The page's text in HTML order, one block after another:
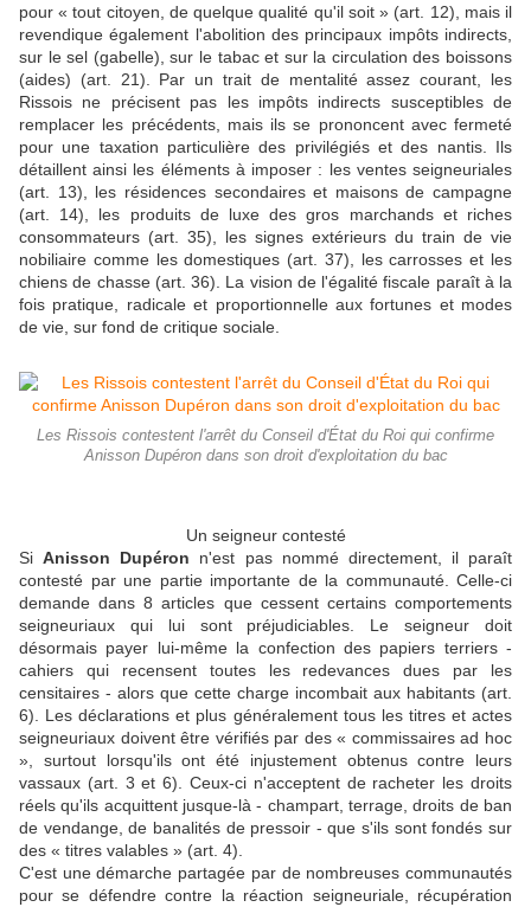
pour « tout citoyen, de quelque qualité qu'il soit » (art. 12), mais il
revendique également l'abolition des principaux impôts indirects,
sur le sel (gabelle), sur le tabac et sur la circulation des boissons
(aides) (art. 21). Par un trait de mentalité assez courant, les
Rissois ne précisent pas les impôts indirects susceptibles de
remplacer les précédents, mais ils se prononcent avec fermeté
pour une taxation particulière des privilégiés et des nantis. Ils
détaillent ainsi les éléments à imposer : les ventes seigneuriales
(art. 13), les résidences secondaires et maisons de campagne
(art. 14), les produits de luxe des gros marchands et riches
consommateurs (art. 35), les signes extérieurs du train de vie
nobiliaire comme les domestiques (art. 37), les carrosses et les
chiens de chasse (art. 36). La vision de l'égalité fiscale paraît à la
fois pratique, radicale et proportionnelle aux fortunes et modes
de vie, sur fond de critique sociale.
Les Rissois contestent l'arrêt du Conseil d'État du Roi qui confirme
Anisson Dupéron dans son droit d'exploitation du bac
Un seigneur contesté
SiAnisson Dupéron n'est pas nommé directement, il paraît
contesté par une partie importante de la communauté. Celle-ci
demande dans 8 articles que cessent certains comportements
seigneuriaux qui lui sont préjudiciables. Le seigneur doit
désormais payer lui-même la confection des papiers terriers -
cahiers qui recensent toutes les redevances dues par les
censitaires - alors que cette charge incombait aux habitants (art.
6). Les déclarations et plus généralement tous les titres et actes
seigneuriaux doivent être vérifiés par des « commissaires ad hoc
», surtout lorsqu'ils ont été injustement obtenus contre leurs
vassaux (art. 3 et 6). Ceux-ci n'acceptent de racheter les droits
réels qu'ils acquittent jusque-là - champart, terrage, droits de ban
de vendange, de banalités de pressoir - que s'ils sont fondés sur
des « titres valables » (art. 4).
C'est une démarche partagée par de nombreuses communautés
pour se défendre contre la réaction seigneuriale, récupération